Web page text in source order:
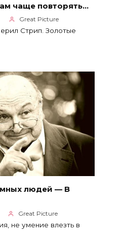
чаще повторять…
Great Picture
Стрип. Золотые
людей — В
Great Picture
не умение влезть в